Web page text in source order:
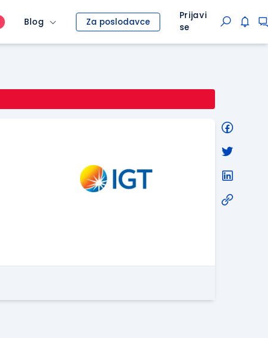
Blog Za poslodavce
Prijavi
se